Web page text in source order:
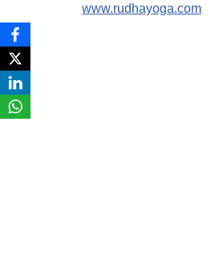
www.rudhayoga.com